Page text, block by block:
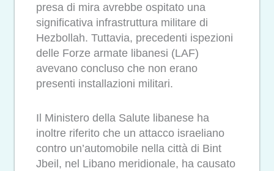
presa di mira avrebbe ospitato una
significativa infrastruttura militare di
Hezbollah. Tuttavia, precedenti ispezioni
delle Forze armate libanesi (LAF)
avevano concluso che non erano
presenti installazioni militari.
Il Ministero della Salute libanese ha
inoltre riferito che un attacco israeliano
contro un’automobile nella città di Bint
Jbeil, nel Libano meridionale, ha causato